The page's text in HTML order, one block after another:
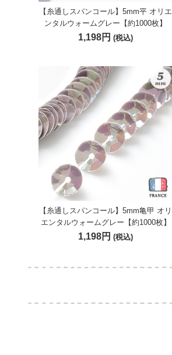
【糸通しスパンコール】5mm平 オリエ
ンタルウォームグレー【約1000枚】
1,198円 (税込)
【糸通しスパンコール】5mm亀甲 オリ
エンタルウォームグレー【約1000枚】
1,198円 (税込)